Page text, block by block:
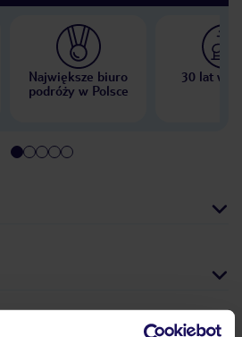
Największe biuro
podróży w Polsce
30 lat w